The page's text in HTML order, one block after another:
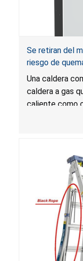
Se retiran del
riesgo de
Technologies
Una caldera
caldera a gas
caliente como
quemadura